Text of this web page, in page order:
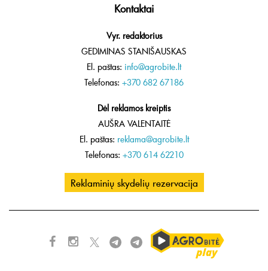
Kontaktai
Vyr. redaktorius
GEDIMINAS STANIŠAUSKAS
El. paštas: info@agrobite.lt
Telefonas: +370 682 67186
Dėl reklamos kreiptis
AUŠRA VALENTAITĖ
El. paštas: reklama@agrobite.lt
Telefonas: +370 614 62210
Reklaminių skydelių rezervacija